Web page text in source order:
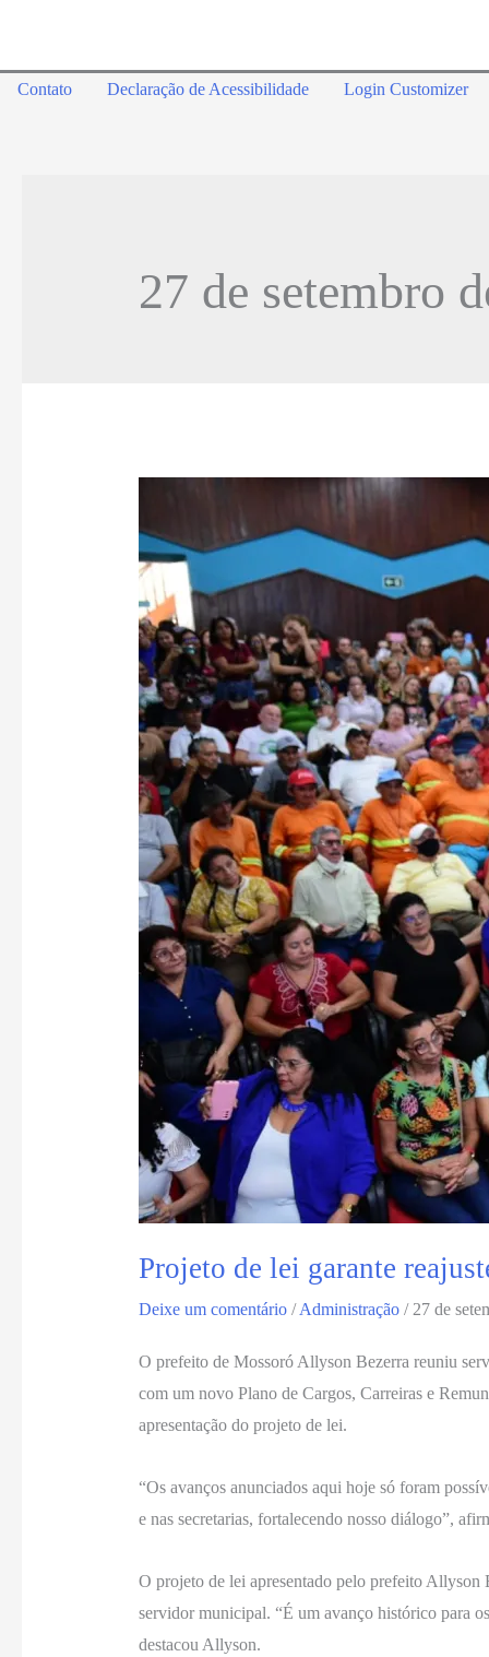
Contato Declaração de Acessibilidade Login Customizer
27 de setembro
Projeto de lei garante
Deixe um comentário /Administração/ 27 de
O prefeito de Mossoró Allyson Bezerra reuniu
com um novo Plano de Cargos, Carreiras e
apresentação do projeto de lei.
“Os avanços anunciados aqui hoje só foram
e nas secretarias, fortalecendo nosso diálogo”,
O projeto de lei apresentado pelo prefeito Allyson
servidor municipal. “É um avanço histórico para
destacou Allyson.